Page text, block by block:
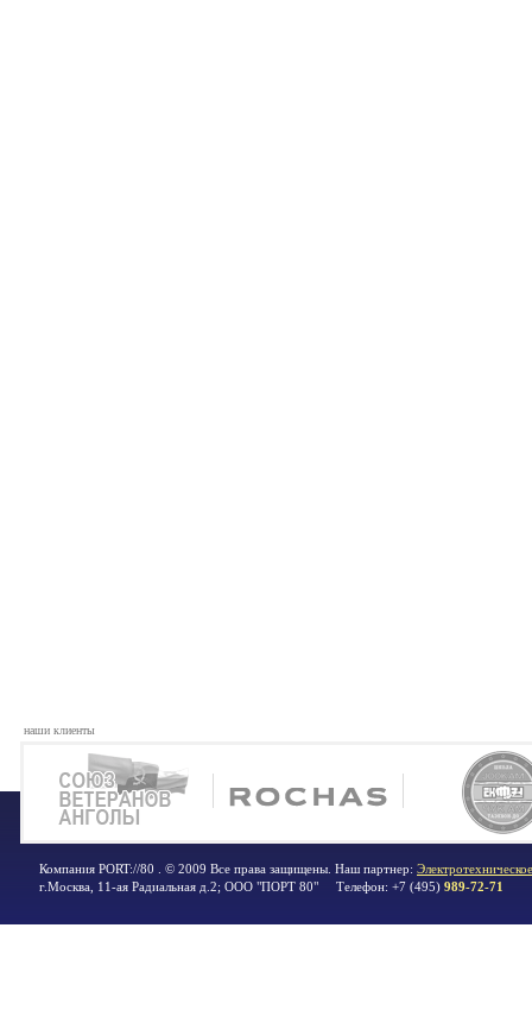
наши клиенты
Компания PORT://80 . © 2009 Все права защищены. Наш партнер:
г.Москва 11-ая Радиальная д.2; ООО "ПОРТ 80" Телефон: +7 (495) 989-72-71